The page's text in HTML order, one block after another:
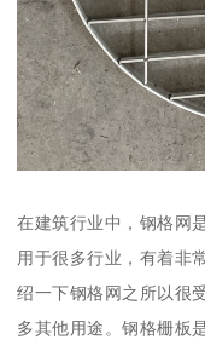
在建筑行业中，钢格网
用于很多行业，有着非
绍一下钢格网之所以很
多其他用途。钢格栅板